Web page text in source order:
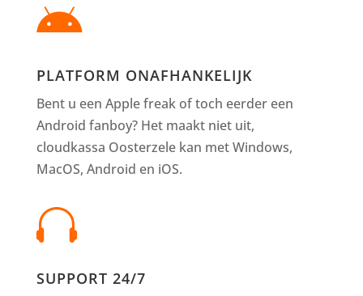

PLATFORM ONAFHANKELIJK
Bent u een Apple freak of toch eerder een
Android fanboy? Het maakt niet uit,
cloudkassa Oosterzele kan met Windows,
MacOS, Android en iOS.

SUPPORT 24/7